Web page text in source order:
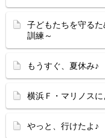
子どもたちを守る
訓練～
もうすぐ、夏休み
横浜Ｆ・マリノス
やっと、行けたよ